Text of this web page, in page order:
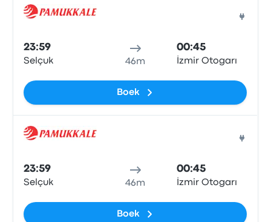
23:59
Selçuk 46m
00:45
İzmir Otogarı
Boek
23:59
Selçuk 46m
00:45
İzmir Otogarı
Boek